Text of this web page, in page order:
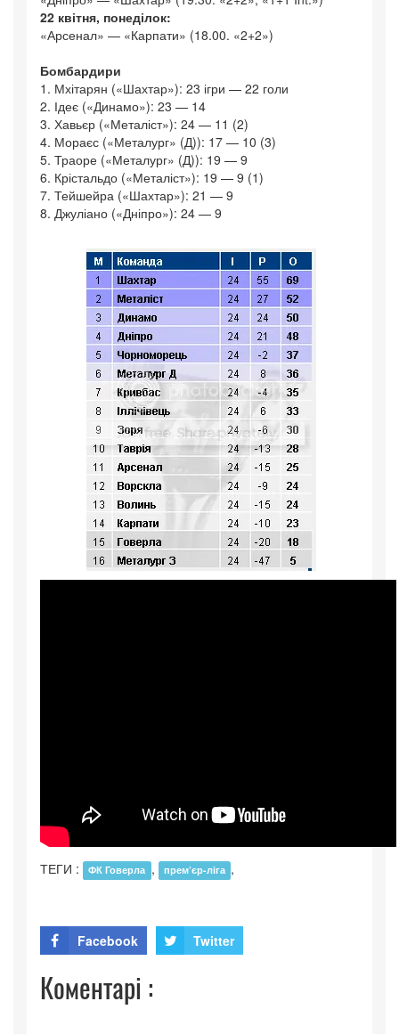
22 квітня, понеділок:
«Арсенал» — «Карпати» (18.00. «2+2»)
Бомбардири
1. Мхітарян («Шахтар»): 23 ігри — 22 голи
2. Ідеє («Динамо»): 23 — 14
3. Хавьєр («Металіст»): 24 — 11 (2)
4. Мораєс («Металург» (Д)): 17 — 10 (3)
5. Траоре («Металург» (Д)): 19 — 9
6. Крістальдо («Металіст»): 19 — 9 (1)
7. Тейшейра («Шахтар»): 21 — 9
8. Джуліано («Дніпро»): 24 — 9
ТЕГИ : ФК Говерла , прем’єр-ліга ,
Facebook Twitter
Коментарі :